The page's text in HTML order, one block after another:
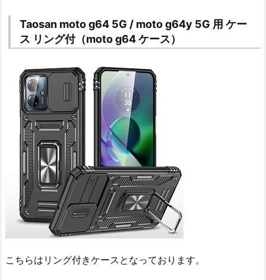
Taosan moto g64 5G / moto g64y 5G 用 ケー
ス リング付（moto g64 ケース）
こちらはリング付きケースとなっております。